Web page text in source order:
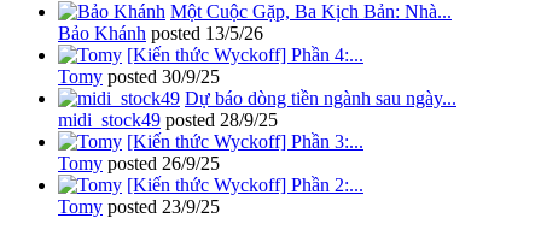
Một Cuộc Gặp, Ba Kịch Bản: Nhà...
Bảo Khánh posted 13/5/26
[Kiến thức Wyckoff] Phần 4:...
Tomy posted 30/9/25
Dự báo dòng tiền ngành sau ngày...
midi_stock49 posted 28/9/25
[Kiến thức Wyckoff] Phần 3:...
Tomy posted 26/9/25
[Kiến thức Wyckoff] Phần 2:...
Tomy posted 23/9/25